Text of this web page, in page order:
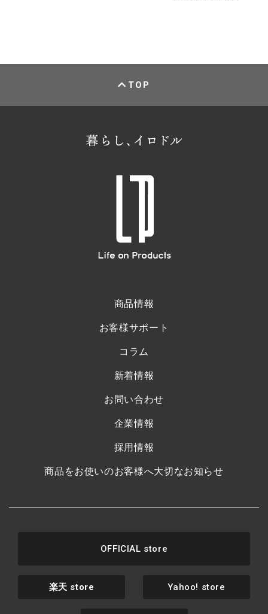
TOP
商品情報
お客様サポート
コラム
新着情報
お問い合わせ
企業情報
採用情報
商品をお使いのお客様へ大切なお知らせ
OFFICIAL store
楽天 store Yahoo! store